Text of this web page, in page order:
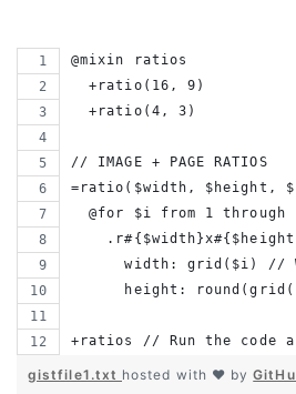
@mixin ratios
  +ratio(16, 9)
  +ratio(4, 3)
// IMAGE + PAGE RATIOS
=ratio($width, $height,
@for $i from 1 through
width: grid($i) //
height:
+ratios // Run the code
gistfile1.txt hosted with ❤ by